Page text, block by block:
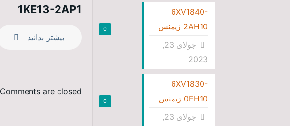
1KE13-2AP1
بیشتر بدانید
Comments are closed.
0
6XV1840-
2AH10 زیمنس
جولای 23,
2023
0
6XV1830-
0EH10 زیمنس
جولای 23,